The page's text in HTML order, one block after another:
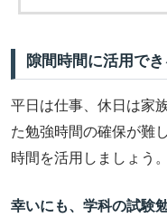
隙間時間に活用で
平日は仕事、休日は家
た勉強時間の確保が難
時間を活用しましょう。
幸いにも、学科の試験